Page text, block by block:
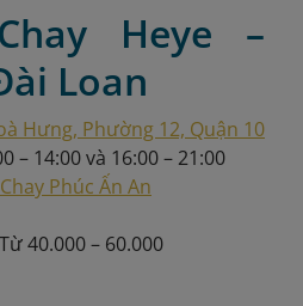
Heye –
Loan
Hưng, Phường 12, Quận 10
– 14:00 và 16:00 – 21:00
Phúc Ấn An
Từ 40.000 – 60.000